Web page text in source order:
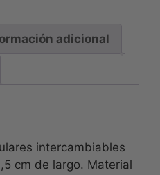
adicional
intercambiables
cm de largo. Material